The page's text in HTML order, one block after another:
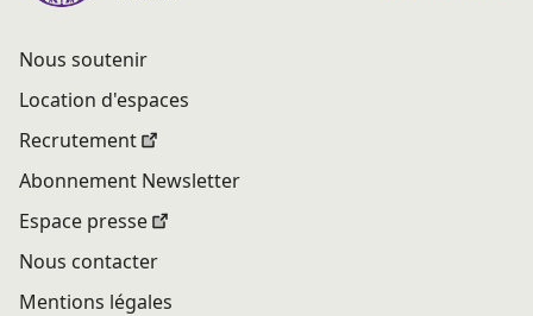
Nous soutenir
Location d'espaces
Recrutement
Abonnement Newsletter
Espace presse
Nous contacter
Mentions légales